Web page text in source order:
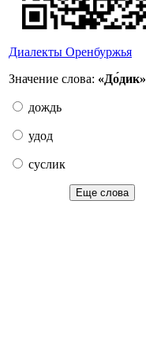
Диалекты Оренбуржья
Значение слова: «До́дик»
дождь
удод
суслик
Еще слова